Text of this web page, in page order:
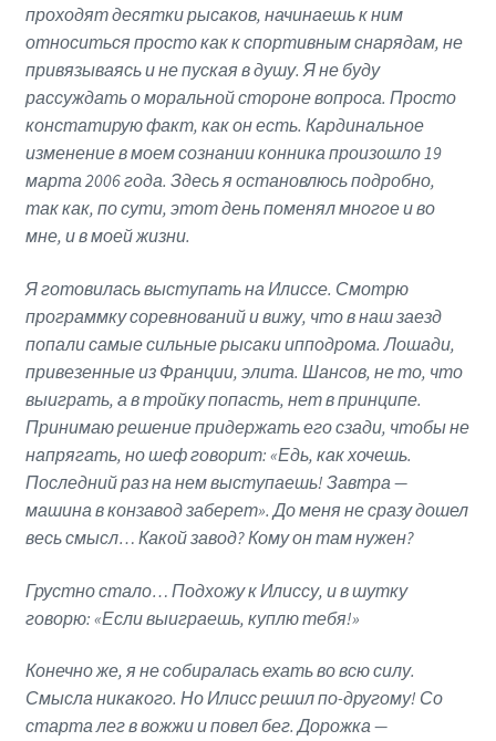
проходят десятки рысаков, начинаешь к ним
относиться просто как к спортивным снарядам, не
привязываясь и не пуская в душу. Я не буду
рассуждать о моральной стороне вопроса. Просто
констатирую факт, как он есть. Кардинальное
изменение в моем сознании конника произошло 19
марта 2006 года. Здесь я остановлюсь подробно,
так как, по сути, этот день поменял многое и во
мне, и в моей жизни.
Я готовилась выступатьна Илиссе. Смотрю
программку соревнований и вижу, что в наш заезд
попали самые сильные рысаки ипподрома. Лошади,
привезенные из Франции, элита. Шансов, не то, что
выиграть, а в тройку попасть, нет в принципе.
Принимаю решение придержать его сзади, чтобы не
напрягать, но шеф говорит: «Едь, как хочешь.
Последний раз на нем выступаешь! Завтра —
машина в конзавод заберет». До меня не сразу дошел
весь смысл… Какой завод? Кому он там нужен?
Грустно стало… Подхожу к Илиссу, и в шутку
говорю: «Если выиграешь, куплю тебя!»
Конечно же, я не собиралась ехать во всю силу.
Смысла никакого. Но Илисс решил по-другому! Со
старта лег в вожжи и повел бег. Дорожка —